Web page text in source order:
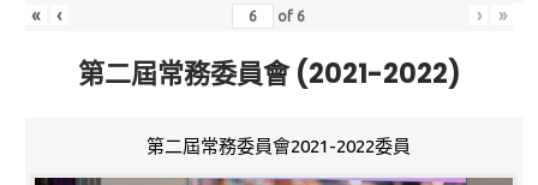
« ‹ of 6 › »
第二屆常務委員會 (2021-2022)
第二屆常務委員會2021-2022委員